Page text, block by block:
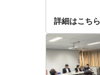
詳細はこちら